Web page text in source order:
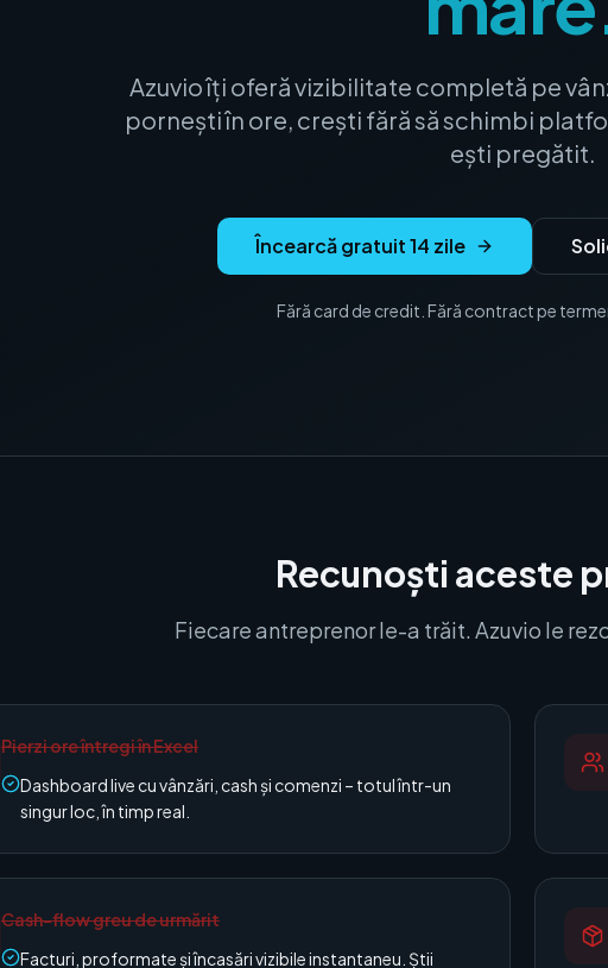
Azuvio îți oferă vizibilitate completă pe
pornești în ore, crești fără să schimbi
ești pregătit.
Încearcă gratuit 14 zile
Fără card de credit. Fără contract pe
Recunoști aceste
Fiecare antreprenor le-a trăit. Azuvio le
Pierzi ore întregi în Excel
Dashboard live cu vânzări, cash și comenzi – totul într-un
singur loc, în timp real.
Cash-flow greu de urmărit
Facturi, proformate și încasări vizibile instantaneu. Știi